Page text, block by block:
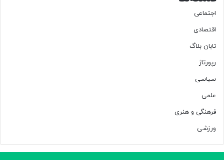
منبع
اجتماعی
اقتصادی
تابان بلاگ
رپورتاژ
سیاسی
علمی
فرهنگی و هنری
ورزشی